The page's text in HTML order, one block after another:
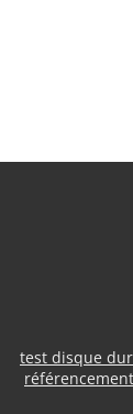
test disque dur
référencement